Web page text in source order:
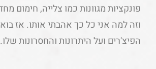
פונקציות מגוונות כמו צלייה, חימום
וזה למה אני כל כך אהבתי אותו. אז
הפיצ'רים ועל היתרונות והחסרונות שלו.